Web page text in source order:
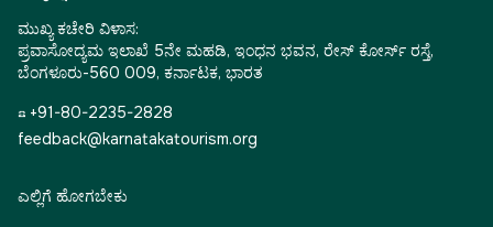
ಮುಖ್ಯ ಕಚೇರಿ ವಿಳಾಸ:
ಪ್ರವಾಸೋದ್ಯಮ ಇಲಾಖೆ 5ನೇ ಮಹಡಿ, ಇಂಧನ ಭವನ, ರೇಸ್ ಕೋರ್ಸ್ ರಸ್ತೆ,
ಬೆಂಗಳೂರು-560 009, ಕರ್ನಾಟಕ, ಭಾರತ
☎ +91-80-2235-2828
feedback@karnatakatourism.org
ಎಲ್ಲಿಗೆ ಹೋಗಬೇಕು